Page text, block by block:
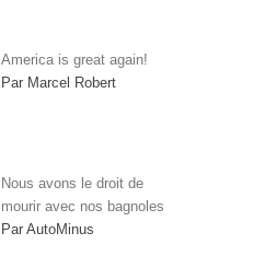
America is great again!
Par Marcel Robert
Nous avons le droit de
mourir avec nos bagnoles
Par AutoMinus